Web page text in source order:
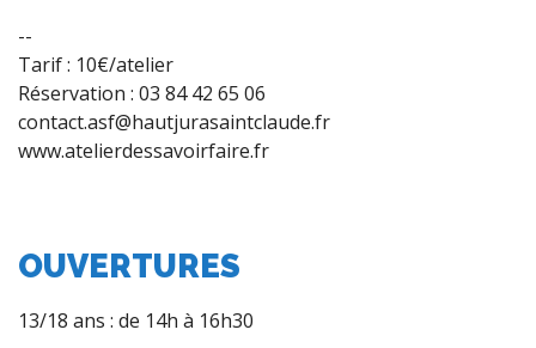
--
Tarif : 10€/atelier
Réservation : 03 84 42 65 06
contact.asf@hautjurasaintclaude.fr
www.atelierdessavoirfaire.fr
OUVERTURES
13/18 ans : de 14h à 16h30